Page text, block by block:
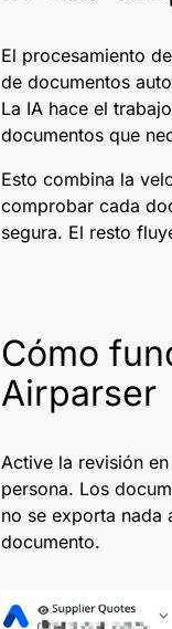
El procesamiento
de documentos
La IA hace el
documentos que
Esto combina la
comprobar cada
segura. El resto
Cómo
Airparser
Active la revisión
persona. Los
no se exporta nada
documento.